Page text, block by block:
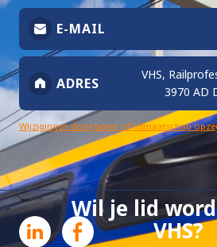
Wil je lid
VHS?
E-MAIL
ADRES
VHS,
3970 AD
Wijzigingen doorgeven of lidmaatschap